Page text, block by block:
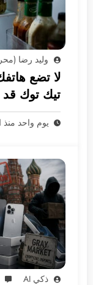
وليد رضا
لا تضع
تيك توك قد
يوم واحد منذ
ذكي AI